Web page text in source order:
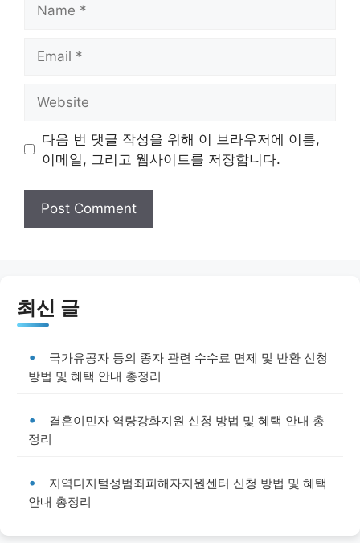
다음 번 댓글 작성을 위해 이 브라우저에 이름,
이메일, 그리고 웹사이트를 저장합니다.
최신 글
국가유공자 등의 종자 관련 수수료 면제 및 반환 신청
방법 및 혜택 안내 총정리
결혼이민자 역량강화지원 신청 방법 및 혜택 안내 총
정리
지역디지털성범죄피해자지원센터 신청 방법 및 혜택
안내 총정리